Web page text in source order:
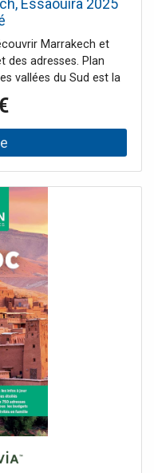
Marrakech et
des adresses. Plan
vallées du Sud est la
au Maroc, c'est
consacré. L'auteur a
la Médina et la
souks, les jardins
gorges et les vallées,
aux portes du